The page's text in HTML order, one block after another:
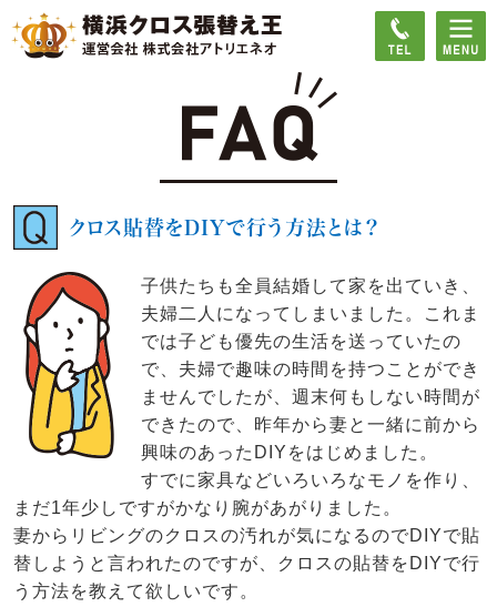
クロス貼替をDIYで行う方法とは？
子供たちも全員結婚して家を出ていき、
夫婦二人になってしまいました。これま
では子ども優先の生活を送っていたの
で、夫婦で趣味の時間を持つことができ
ませんでしたが、週末何もしない時間が
できたので、昨年から妻と一緒に前から
興味のあったDIYをはじめました。
すでに家具などいろいろなモノを作り、
まだ1年少しですがかなり腕があがりました。
妻からリビングのクロスの汚れが気になるのでDIYで貼
替しようと言われたのですが、クロスの貼替をDIYで行
う方法を教えて欲しいです。